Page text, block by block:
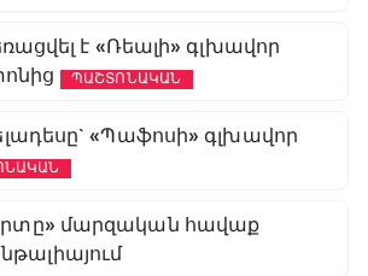
է «Ռեալի» գլխավոր
ՊԱՇՏՈՆԱԿԱՆ
«Պաֆոսի» գլխավոր
մարզական հավաք